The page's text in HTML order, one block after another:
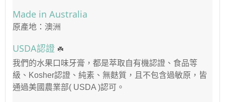
Made in Australia
原產地：澳洲
USDA認證 ☘️
我們的水果口味牙膏，都是萃取自有機認證、食品等
級、 Kosher認證、純素、無麩質，且不包含過敏原，皆
通過美國農業部( USDA )認可。